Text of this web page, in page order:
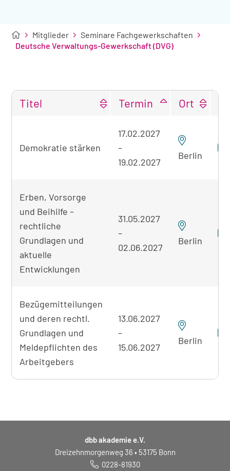
Mitglieder
Seminare Fachgewerkschaften
Deutsche Verwaltungs-Gewerkschaft (DVG)
der
Titel Termin Ort
Demokratie stärken
17.02.2027
–
19.02.2027
Berlin
Erben, Vorsorge
und Beihilfe –
rechtliche
Grundlagen und
aktuelle
Entwicklungen
31.05.2027
–
02.06.2027
Berlin
Bezügemitteilungen
und deren rechtl.
Grundlagen und
Meldepflichten des
Arbeitgebers
13.06.2027
–
15.06.2027
Berlin
dbb akademie e.V.
Dreizehnmorgenweg 36 • 53175 Bonn
0228-81930